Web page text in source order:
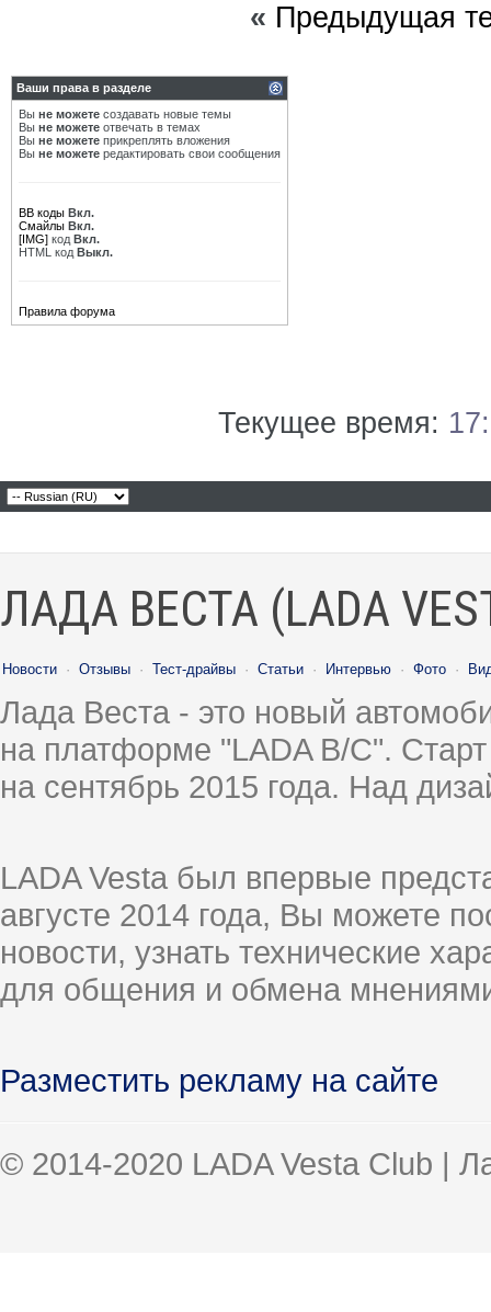
« Предыдущая
Ваши права в разделе
Вы не можете создавать новые темы
Вы не можете отвечать в темах
Вы не можете прикреплять вложения
Вы не можете редактировать свои сообщения
BB коды Вкл.
Смайлы Вкл.
[IMG] код Вкл.
HTML код Выкл.
Правила форума
Текущее время:
ЛАДА ВЕСТА (LADA
Новости · Отзывы · Тест-драйвы · Статьи · Интервью · Фото ·
Лада Веста - это новый
на платформе "LADA B/C".
на сентябрь 2015 года. Над
LADA Vesta был впервые
августе 2014 года, Вы можете
новости, узнать технические
для общения и обмена
Разместить рекламу на сайте
© 2014-2020 LADA Vesta Club |